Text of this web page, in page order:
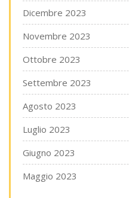
Dicembre 2023
Novembre 2023
Ottobre 2023
Settembre 2023
Agosto 2023
Luglio 2023
Giugno 2023
Maggio 2023